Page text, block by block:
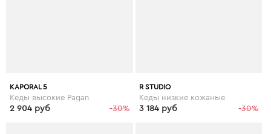
KAPORAL 5
Кеды высокие Pagan
-30%
2 904 руб
R STUDIO
Кеды низкие кожаные
-30%
3 184 руб